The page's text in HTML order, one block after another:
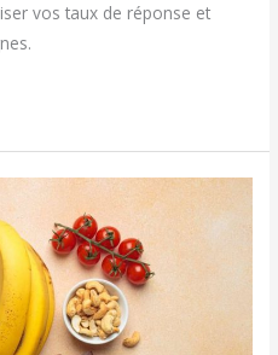
vos taux de réponse et